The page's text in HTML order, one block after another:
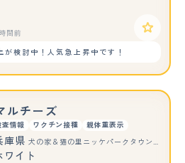
間前
が検討中！人気急上昇中です！
ルチーズ
査情報 ワクチン接種 親体重表示
庫県 犬の家＆猫の里ニッケパークタウン加古川店
ワイト